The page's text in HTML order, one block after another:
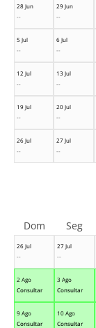
28 Jun
--
29 Jun
--
5 Jul
--
6 Jul
--
12 Jul
--
13 Jul
--
19 Jul
--
20 Jul
--
26 Jul
--
27 Jul
--
26 Jul
--
27 Jul
--
2 Ago
Consultar
3 Ago
Consultar
9 Ago
Consultar
10 Ago
Consultar
Dom Seg